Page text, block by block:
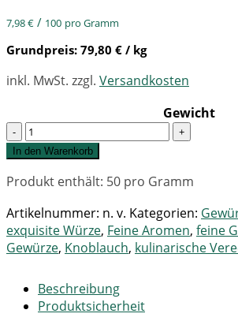
7,98€ / 100 pro Gramm
Grundpreis: 79,80 € / kg
inkl. MwSt. zzgl. Versandkosten
Gewicht
Quantity
In den Warenkorb
Produkt enthält: 50 pro Gramm
Artikelnummer: n. v. Kategorien:
exquisite Würze, Feine Aromen, feine
Gewürze, Knoblauch, kulinarische
Beschreibung
Produktsicherheit